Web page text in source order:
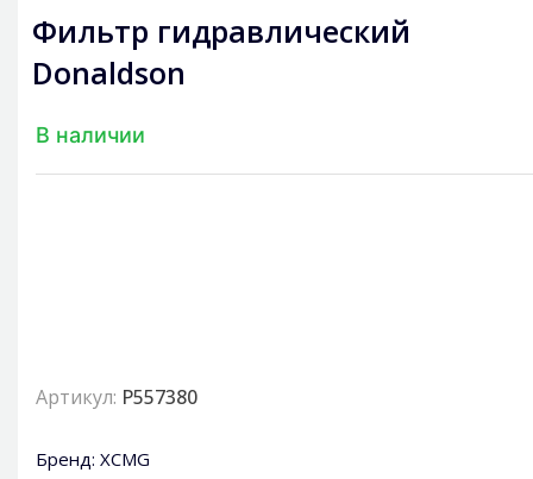
Фильтр гидравлический
Donaldson
В наличии
Артикул: P557380
Бренд: XCMG